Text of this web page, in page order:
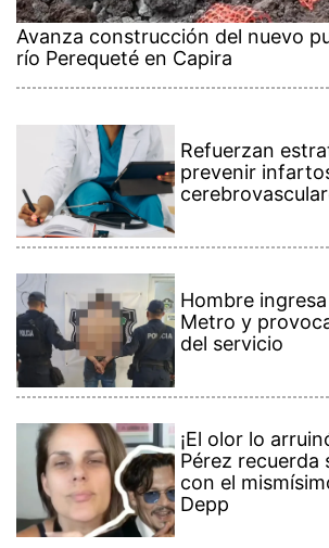
Avanza construcción del nuevo
río Perequeté en Capira
Refuerzan
prevenir
Hombre
Metro y
del servicio
¡El olor lo
Pérez recuerda
con el
Depp